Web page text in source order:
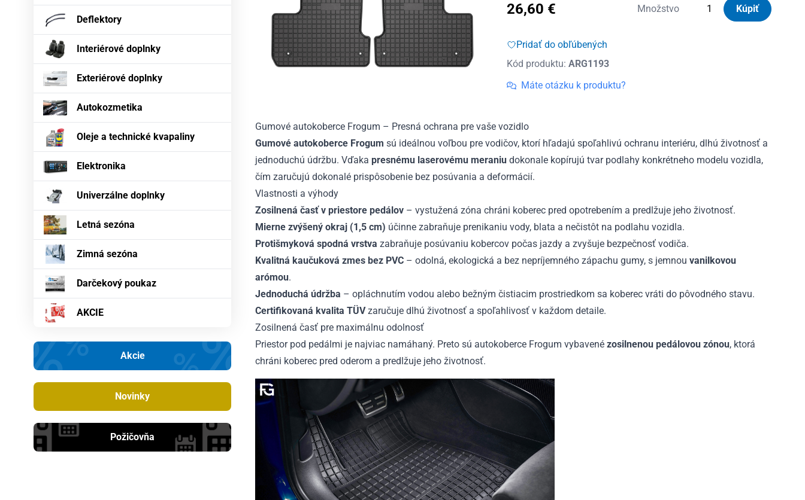
Deflektory
Interiérové doplnky
Exteriérové doplnky
Autokozmetika
Oleje a technické kvapaliny
Elektronika
Univerzálne doplnky
Letná sezóna
Zimná sezóna
Darčekový poukaz
AKCIE
Akcie
Novinky
Požičovňa
26,60 € Množstvo
množstvo
2013
Kúpiť
Pridať do obľúbených
Kód produktu: ARG1193
Máte otázku k produktu?
Gumové autokoberce Frogum – Presná ochrana pre vaše vozidlo
Gumové autokoberce Frogum sú ideálnou voľbou pre vodičov, ktorí hľadajú spoľahlivú ochranu interiéru, dlhú životnosť a
jednoduchú údržbu. Vďaka presnému laserovému meraniu dokonale kopírujú tvar podlahy konkrétneho modelu vozidla,
čím zaručujú dokonalé prispôsobenie bez posúvania a deformácií.
Vlastnosti a výhody
Zosilnená časť v priestore pedálov – vystužená zóna chráni koberec pred opotrebením a predlžuje jeho životnosť.
Mierne zvýšený okraj (1,5 cm) účinne zabraňuje prenikaniu vody, blata a nečistôt na podlahu vozidla.
Protišmyková spodná vrstva zabraňuje posúvaniu kobercov počas jazdy a zvyšuje bezpečnosť vodiča.
Kvalitná kaučuková zmes bez PVC – odolná, ekologická a bez nepríjemného zápachu gumy, s jemnou vanilkovou
arómou.
Jednoduchá údržba – opláchnutím vodou alebo bežným čistiacim prostriedkom sa koberec vráti do pôvodného stavu.
Certifikovaná kvalita TÜVzaručuje dlhú životnosť a spoľahlivosť v každom detaile.
Zosilnená časť pre maximálnu odolnosť
Priestor pod pedálmi je najviac namáhaný. Preto sú autokoberce Frogum vybavené zosilnenou pedálovou zónou, ktorá
chráni koberec pred oderom a predlžuje jeho životnosť.